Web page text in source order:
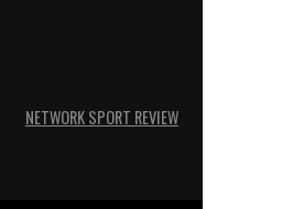
NETWORK SPORT REVIEW